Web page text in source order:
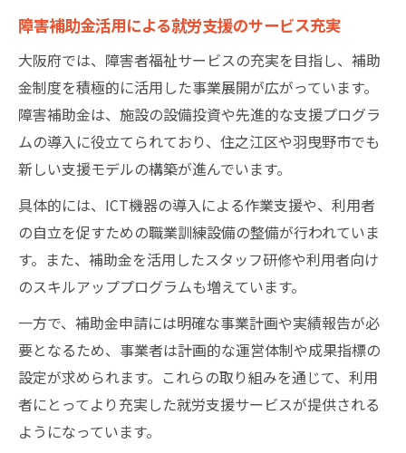
障害補助金活用による就労支援のサービス充実
大阪府では、障害者福祉サービスの充実を目指し、補助
金制度を積極的に活用した事業展開が広がっています。
障害補助金は、施設の設備投資や先進的な支援プログラ
ムの導入に役立てられており、住之江区や羽曳野市でも
新しい支援モデルの構築が進んでいます。
具体的には、ICT機器の導入による作業支援や、利用者
の自立を促すための職業訓練設備の整備が行われていま
す。また、補助金を活用したスタッフ研修や利用者向け
のスキルアッププログラムも増えています。
一方で、補助金申請には明確な事業計画や実績報告が必
要となるため、事業者は計画的な運営体制や成果指標の
設定が求められます。これらの取り組みを通じて、利用
者にとってより充実した就労支援サービスが提供される
ようになっています。